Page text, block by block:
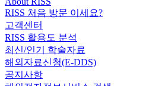
RISS 처음 방문 이세요?
고객센터
RISS 활용도 분석
최신/인기 학술자료
해외자료신청(E-DDS)
공지사항